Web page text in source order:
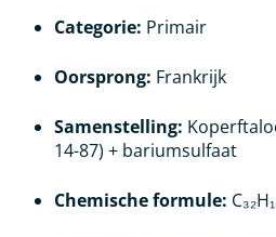
Categorie: Primair
Oorsprong: Frankrijk
Samenstelling:
14-87) + bariumsulfaat
Chemische formule: